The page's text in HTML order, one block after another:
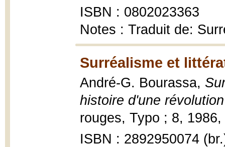
ISBN : 0802023363
Notes : Traduit de:
Surréalisme et
André-G. Bourassa,
histoire d'une
rouges, Typo ; 8,
ISBN : 2892950074